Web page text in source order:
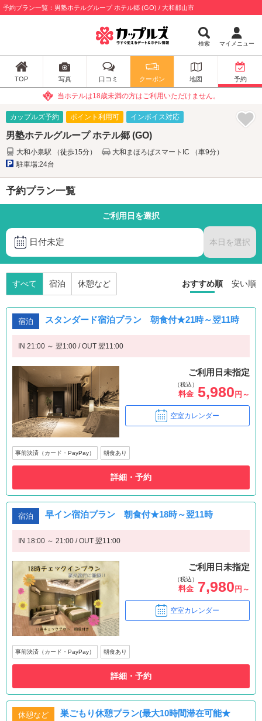
予約プラン一覧：男塾ホテルグループ ホテル郷 (GO) / 大和郡山市
検索 マイメニュー
TOP 写真 口コミ クーポン 地図 予約
当ホテルは18歳未満の方はご利用いただけません。
カップルズ予約 ポイント利用可 インボイス対応
男塾ホテルグループ ホテル郷 (GO)
大和小泉駅 （徒歩15分）
大和まほろばスマートIC （車9分）
駐車場:24台
予約プラン一覧
ご利用日を選択
日付未定 本日を選択
すべて 宿泊 休憩など おすすめ順 安い順
宿泊 スタンダード宿泊プラン 朝食付★21時～翌11時
IN 21:00 ～ 翌1:00 / OUT 翌11:00
ご利用日未指定
（税込）
料金 5,980 円～
空室カレンダー
事前決済（カード・PayPay） 朝食あり
詳細・予約
宿泊 早イン宿泊プラン 朝食付★18時～翌11時
IN 18:00 ～ 21:00 / OUT 翌11:00
ご利用日未指定
（税込）
料金 7,980 円～
空室カレンダー
事前決済（カード・PayPay） 朝食あり
詳細・予約
休憩など 巣ごもり休憩プラン(最大10時間滞在可能★